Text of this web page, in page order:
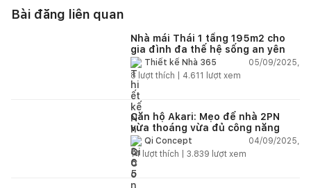
Bài đăng liên quan
Nhà mái Thái 1 tầng 195m2 cho
gia đình đa thế hệ sống an yên
Thiết kế Nhà 365
05/09/2025,
8 lượt thích | 4.611 lượt xem
Căn hộ Akari: Mẹo để nhà 2PN
vừa thoáng vừa đủ công năng
Qi Concept
04/09/2025,
14 lượt thích | 3.839 lượt xem